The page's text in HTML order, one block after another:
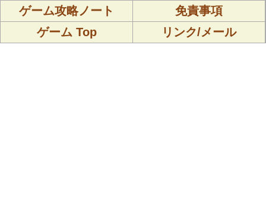
ゲーム攻略ノート
免責事項
ゲーム Top
リンク/メール